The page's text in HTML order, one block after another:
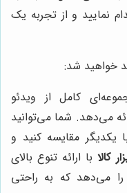
نمایید و از تجربه یک
خواهید شد:
کامل از ویدئو
می‌دهد. شما می‌توانید
مقایسه کنید و
کالا با ارائه تنوع بالای
می‌دهد که به راحتی